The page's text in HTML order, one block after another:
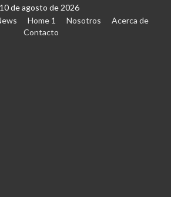
10 de agosto de 2026
Home 1 Nosotros
Acerca de
Contacto